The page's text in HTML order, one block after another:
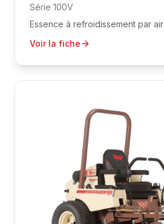
Série 100V
Essence à refroidissement par air
Voir la fiche